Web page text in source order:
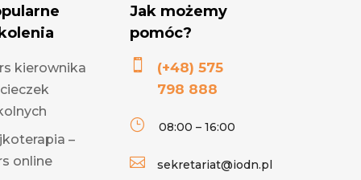
kierownika
–
online
Jak możemy
pomóc?

(+48) 575
798 888
} 08:00 – 16:00
 sekretariat@iodn.pl